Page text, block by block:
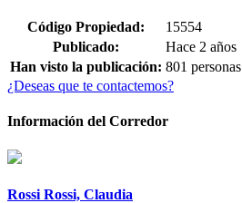
Código Propiedad:
15554
Publicado:
Hace 2 años
Han visto la publicación: 801 personas
¿Deseas que te contactemos?
Información del Corredor
Rossi Rossi, Claudia